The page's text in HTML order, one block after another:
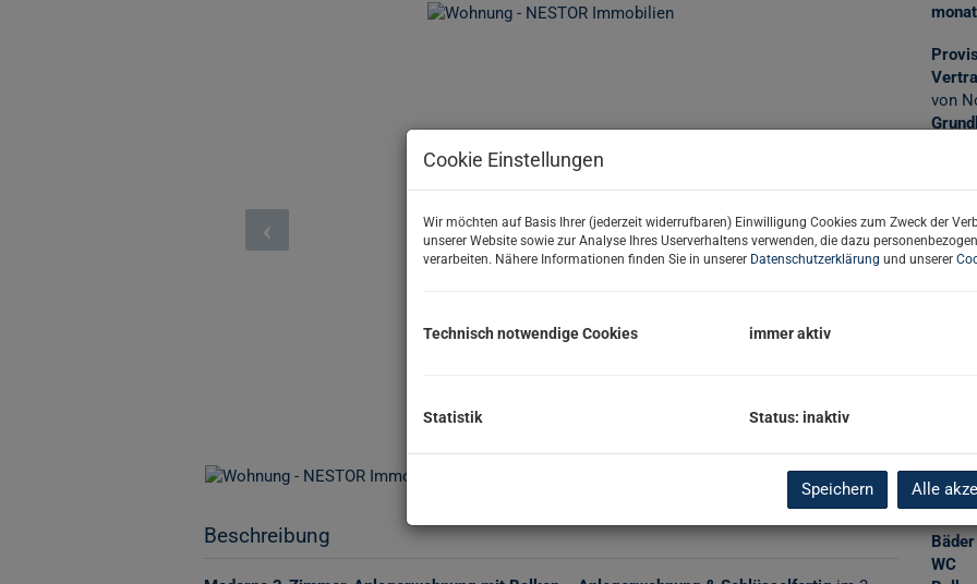
Beschreibung
von
Bäder
WC
Cookie Einstellungen
Wir möchten auf Basis Ihrer (jederzeit widerrufbaren) Einwilligung Cookies zum Zweck der
unserer Website sowie zur Analyse Ihres Userverhaltens verwenden, die dazu
verarbeiten. Nähere Informationen finden Sie in unserer Datenschutzerklärung und unserer
Technisch notwendige Cookies immer aktiv
Statistik Status: inaktiv
Speichern Alle